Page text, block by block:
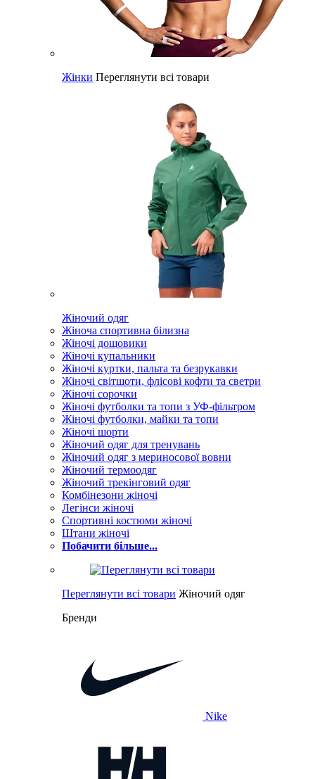
Жінки Переглянути всі товари
Жіночий одяг
Жіноча спортивна білизна
Жіночі дощовики
Жіночі купальники
Жіночі куртки, пальта та безрукавки
Жіночі світшоти, флісові кофти та светри
Жіночі сорочки
Жіночі футболки та топи з УФ-фільтром
Жіночі футболки, майки та топи
Жіночі шорти
Жіночий одяг для тренувань
Жіночий одяг з мериносової вовни
Жіночий термоодяг
Жіночий трекінговий одяг
Комбінезони жіночі
Легінси жіночі
Спортивні костюми жіночі
Штани жіночі
Побачити більше...
Переглянути всі товари Жіночий одяг
Бренди
Nike